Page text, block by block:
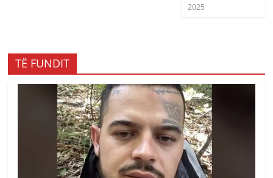
2025
TË FUNDIT